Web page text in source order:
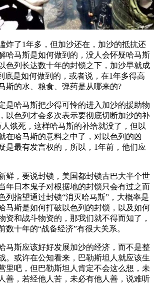
炸了1年多，但加沙还在，加沙的抵抗还
哈马斯是如何做到的，没人会怀疑哈马斯
色列长达数十年的封锁之下，加沙早就成
底是如何做到的，或者说，在1年多得高
斯的水、粮食、弹药是从哪来的?
是哈马斯把少得可怜的进入加沙的援助物
以色列才会多次表示要彻底切断加沙的补
饿死，这样哈马斯的补给就没了，但以
在哈马斯的意料之中了，对以色列的凶
是最有发言权的，所以，1年前，他们应
鲜，要说封锁，美国都封锁古巴大半个世
年日本鬼子对根据地的封锁只会有过之而
列指望通过封锁“消灭哈马斯”，大概率是
马斯是如何打破以色列的封锁，以及如何
资和战斗物资的，那我们就不得而知了，
数十年的“战备经济”有很大关系。
马斯应该好好发展加沙的经济，而不是整
。或许在公知看来，巴勒斯坦人就应该生
里吧，但巴勒斯坦人肯定不会这么想，未
善，若经他人苦，未必有他人善，说难听